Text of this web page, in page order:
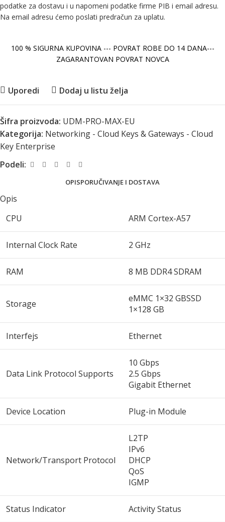
podatke za dostavu i u napomeni podatke firme PIB i email adresu.
Na email adresu ćemo poslati predračun za uplatu.
100 % SIGURNA KUPOVINA --- POVRAT ROBE DO 14 DANA---
ZAGARANTOVAN POVRAT NOVCA
Uporedi Dodaj u listu želja
Šifra proizvoda: UDM-PRO-MAX-EU
Kategorija: Networking - Cloud Keys & Gateways - Cloud
Key Enterprise
Podeli:
OPISPORUČIVANJE I DOSTAVA
Opis
CPU
ARM Cortex-A57
Internal Clock Rate 2 GHz
RAM 8 MB DDR4 SDRAM
Storage
eMMC 1×32 GBSSD
1×128 GB
Interfejs Ethernet
Data Link Protocol Supports
10 Gbps
2.5 Gbps
Gigabit Ethernet
Device Location Plug-in Module
Network/Transport Protocol
L2TP
IPv6
DHCP
QoS
IGMP
Status Indicator Activity Status